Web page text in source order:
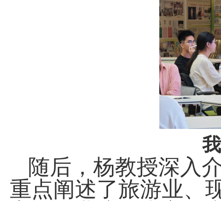
随后，杨教授深入
重点阐述了旅游业、